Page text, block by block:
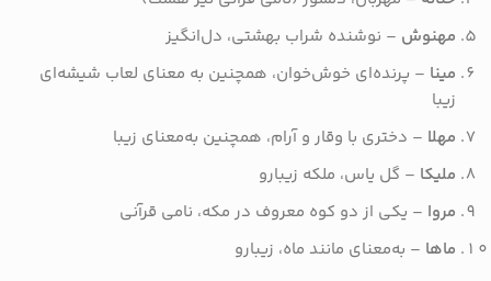
مهنوش – نوشنده شراب بهشتی، دل‌انگیز
مینا – پرنده‌ای خوش‌خوان، همچنین به معنای لعاب شیشه‌ای
زیبا
مهلا – دختری با وقار و آرام، همچنین به‌معنای زیبا
ملیکا – گل یاس، ملکه زیبارو
مروا – یکی از دو کوه معروف در مکه، نامی قرآنی
ماها – به‌معنای مانند ماه، زیبارو